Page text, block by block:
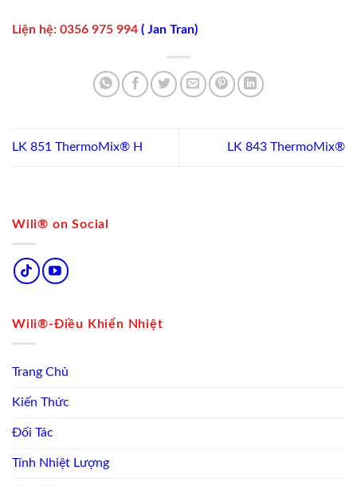
Wili® on Social
Wili®-Điều Khiển Nhiệt
Trang Chủ
Kiến Thức
Đối Tác
Tính Nhiệt Lượng
Liện hệ: 0356 975 994 ( Jan Tran)
LK 851 ThermoMix® H LK 843 ThermoMix®